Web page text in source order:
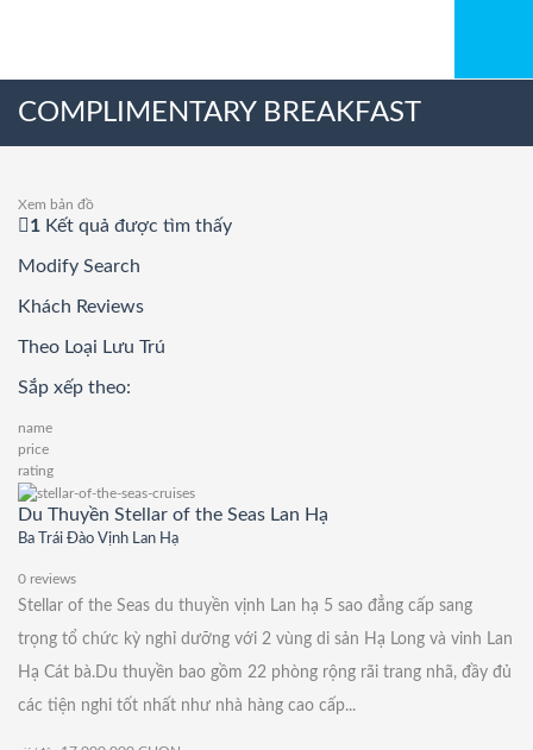
COMPLIMENTARY BREAKFAST
Xem bản đồ
1 Kết quả được tìm thấy
Modify Search
Khách Reviews
Theo Loại Lưu Trú
Sắp xếp theo:
name
price
rating
Du Thuyền Stellar of the Seas Lan Hạ
Ba Trái Đào Vịnh Lan Hạ
0 reviews
Stellar of the Seas du thuyền vịnh Lan hạ 5 sao đẳng cấp sang
trọng tổ chức kỳ nghỉ dưỡng với 2 vùng di sản Hạ Long và vinh Lan
Hạ Cát bà.Du thuyền bao gồm 22 phòng rộng rãi trang nhã, đầy đủ
các tiện nghi tốt nhất như nhà hàng cao cấp...